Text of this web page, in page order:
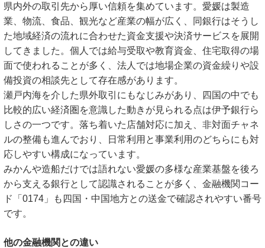
県内外の取引先から厚い信頼を集めています。愛媛は製造
業、物流、食品、観光など産業の幅が広く、同銀行はそうし
た地域経済の流れに合わせた資金支援や決済サービスを展開
してきました。個人では給与受取や教育資金、住宅取得の場
面で使われることが多く、法人では地場企業の資金繰りや設
備投資の相談先として存在感があります。
瀬戸内海を介した県外取引にもなじみがあり、四国の中でも
比較的広い経済圏を意識した動きが見られる点は伊予銀行ら
しさの一つです。落ち着いた店舗対応に加え、非対面チャネ
ルの整備も進んでおり、日常利用と事業利用のどちらにも対
応しやすい構成になっています。
みかんや造船だけでは語れない愛媛の多様な産業基盤を後ろ
から支える銀行として認識されることが多く、金融機関コー
ド「0174」も四国・中国地方との送金で確認されやすい番号
です。
他の金融機関との違い